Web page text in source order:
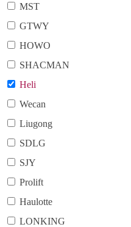
MST
GTWY
HOWO
SHACMAN
Heli
Wecan
Liugong
SDLG
SJY
Prolift
Haulotte
LONKING